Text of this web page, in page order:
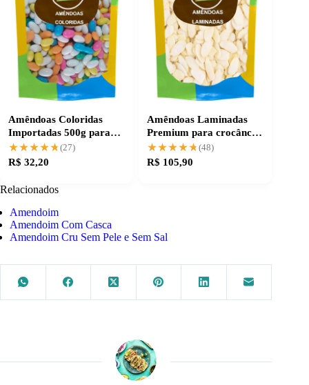
Amêndoas Coloridas
Importadas 500g para
um toque especial
★★★★★
★★★★★ (27)
R$ 32,20
Amêndoas Laminadas
Premium para crocância
e sabor únicos
★★★★★
★★★★★(48)
R$ 105,90
Relacionados
Amendoim
Amendoim Com Casca
Amendoim Cru Sem Pele e Sem Sal